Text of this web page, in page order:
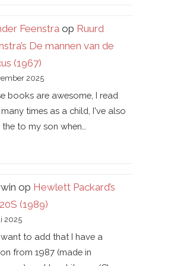
Feenstra op Ruurd
De mannen van de
(1967)
2025
books are awesome, I read
times as a child, I've also
to my son when…
op Hewlett Packard’s
(1989)
2025
to add that I have a
from 1987 (made in